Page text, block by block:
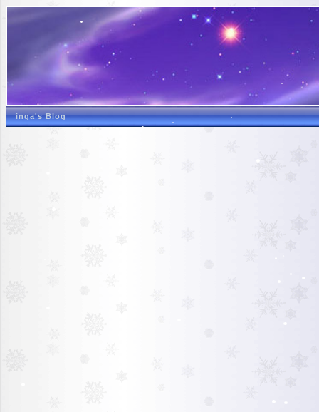
inga's Blog